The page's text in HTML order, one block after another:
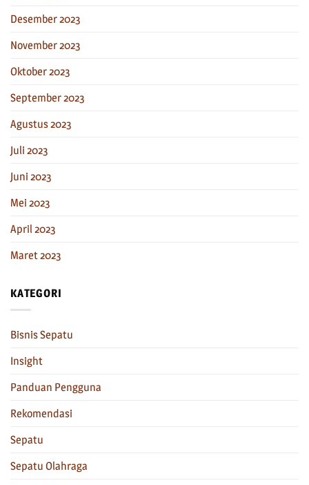
Desember 2023
November 2023
Oktober 2023
September 2023
Agustus 2023
Juli 2023
Juni 2023
Mei 2023
April 2023
Maret 2023
KATEGORI
Bisnis Sepatu
Insight
Panduan Pengguna
Rekomendasi
Sepatu
Sepatu Olahraga